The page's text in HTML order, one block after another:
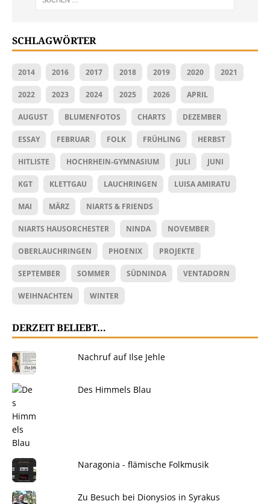
SCHLAGWÖRTER
2014 2016 2017 2018 2019 2020 2021
2022 2023 2024 2025 2026 APRIL
AUGUST BLUMENFOTOS CHARTS DEZEMBER
ESSAY FEBRUAR FOLK FRÜHLING HERBST
HITLISTE HOCHRHEIN-GYMNASIUM JULI JUNI
KGT KLETTGAU LAUCHRINGEN LUISA AMIRATU
MAI MÄRZ NIARTS & FRIENDS
NIARTS HAUSORCHESTER NINDA NOVEMBER
OBERLAUCHRINGEN PHOENIX PROJEKTE
SEPTEMBER SOMMER SÜDNINDA VENTADORN
WEIHNACHTEN WINTER
DERZEIT BELIEBT…
Nachruf auf Ilse Jehle
Des Himmels Blau
Naragonia - flämische Folkmusik
Zu Besuch bei Dionysios in Syrakus